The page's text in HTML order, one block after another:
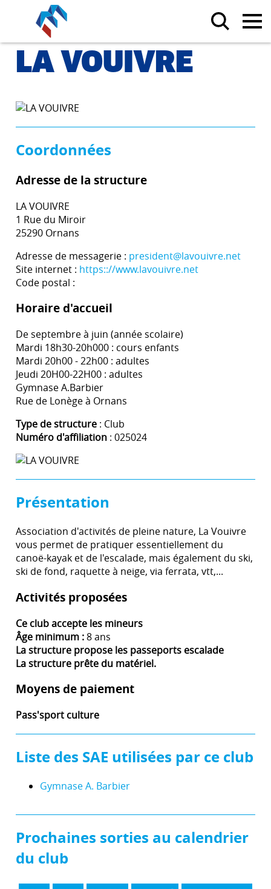
LA VOUIVRE
Coordonnées
Adresse de la structure
LA VOUIVRE
1 Rue du Miroir
25290 Ornans
Adresse de messagerie : president@lavouivre.net
Site internet : https:://www.lavouivre.net
Code postal :
Horaire d'accueil
De septembre à juin (année scolaire)
Mardi 18h30-20h000 : cours enfants
Mardi 20h00 - 22h00 : adultes
Jeudi 20H00-22H00 : adultes
Gymnase A.Barbier
Rue de Lonège à Ornans
Type de structure : Club
Numéro d'affiliation : 025024
Présentation
Association d'activités de pleine nature, La Vouivre
vous permet de pratiquer essentiellement du
canoë-kayak et de l'escalade, mais également du ski,
ski de fond, raquette à neige, via ferrata, vtt,...
Activités proposées
Ce club accepte les mineurs
Âge minimum :8 ans
La structure propose les passeports escalade
La structure prête du matériel.
Moyens de paiement
Pass'sport culture
Liste des SAE utilisées par ce club
Gymnase A. Barbier
Prochaines sorties au calendrier
du club